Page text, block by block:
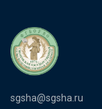
sgsha@sgsha.ru